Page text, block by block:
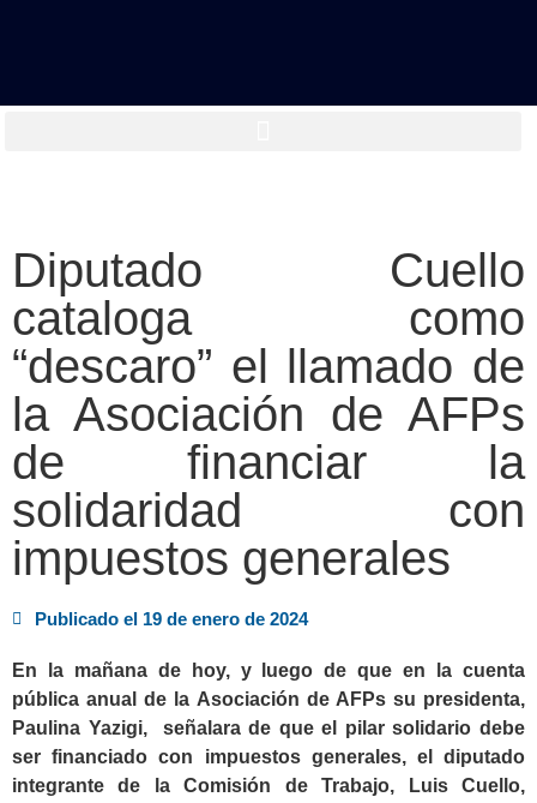
Diputado Cuello
cataloga como
“descaro” el llamado de
la Asociación de AFPs
de financiar la
solidaridad con
impuestos generales
Publicado el 19 de enero de 2024
En la mañana de hoy, y luego de que en la cuenta
pública anual de la Asociación de AFPs su presidenta,
Paulina Yazigi, señalara de que el pilar solidario debe
ser financiado con impuestos generales, el diputado
integrante de la Comisión de Trabajo, Luis Cuello,